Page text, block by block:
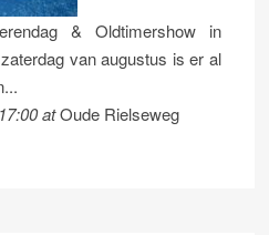
& Oldtimershow in
van augustus is er al
17:00atOude Rielseweg